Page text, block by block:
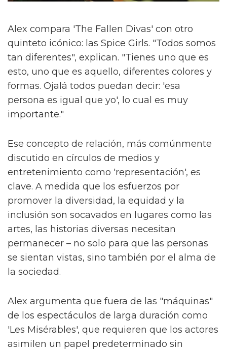
Alex compara 'The Fallen Divas' con otro
quinteto icónico: las Spice Girls. "Todos somos
tan diferentes", explican. "Tienes uno que es
esto, uno que es aquello, diferentes colores y
formas. Ojalá todos puedan decir: 'esa
persona es igual que yo', lo cual es muy
importante."
Ese concepto de relación, más comúnmente
discutido en círculos de medios y
entretenimiento como 'representación', es
clave. A medida que los esfuerzos por
promover la diversidad, la equidad y la
inclusión son socavados en lugares como las
artes, las historias diversas necesitan
permanecer – no solo para que las personas
se sientan vistas, sino también por el alma de
la sociedad.
Alex argumenta que fuera de las "máquinas"
de los espectáculos de larga duración como
'Les Misérables', que requieren que los actores
asimilen un papel predeterminado sin